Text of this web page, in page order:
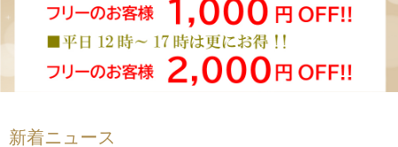
新着ニュース